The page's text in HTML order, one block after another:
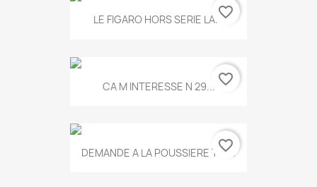
LE FIGARO HORS SERIE LA...favorite_border
CA M INTERESSE N 29... favorite_border
DEMANDE A LA POUSSIERE T.778
favorite_border